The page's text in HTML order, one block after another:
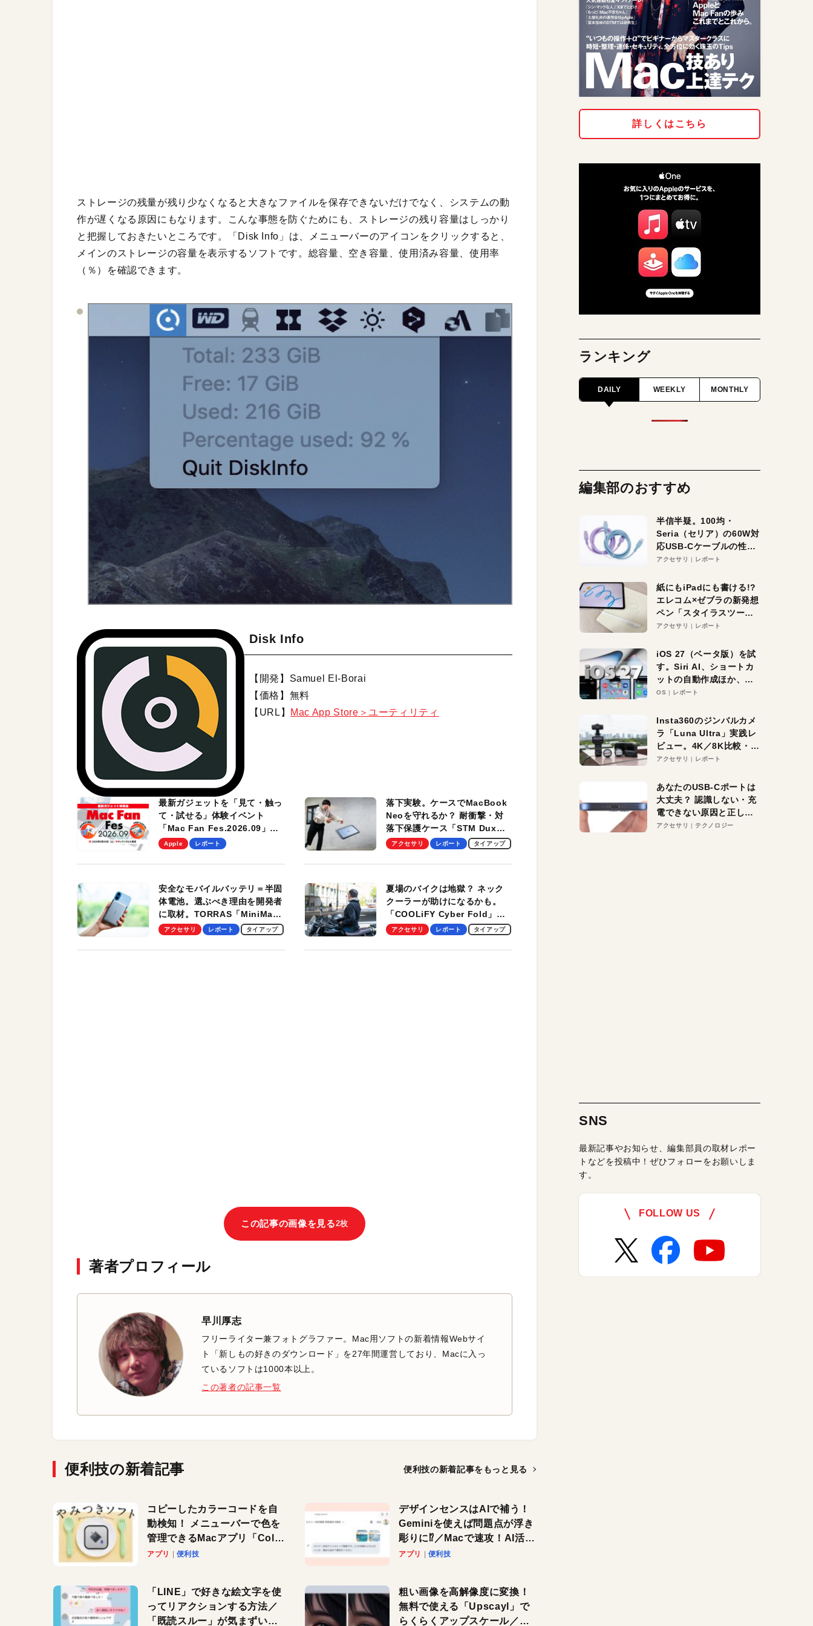
ストレージの残量が残り少なくなると大きなファイルを保存できないだけでなく、システムの動
作が遅くなる原因にもなります。こんな事態を防ぐためにも、ストレージの残り容量はしっかり
と把握しておきたいところです。「Disk Info」は、メニューバーのアイコンをクリックすると、
メインのストレージの容量を表示するソフトです。総容量、空き容量、使用済み容量、使用率
（％）を確認できます。
Disk Info
【開発】Samuel El-Borai
【価格】無料
【URL】
Mac App Store＞ユーティリティ
最新ガジェットを「見て・触っ
て・試せる」体験イベント
「Mac Fan Fes.2026.09」
を、9月26日（土）に開催しま
Apple レポート
落下実験。ケースでMacBook
Neoを守れるか？ 耐衝撃・対
落下保護ケース「STM Dux
Ultra」を検証。学生、ビジネ
適！
アクセサリ レポート タイアップ
安全なモバイルバッテリ＝半固
体電池。選ぶべき理由を開発者
に取材。TORRAS「MiniMag
Pro」の実機レビューも
アクセサリ レポート タイアップ
夏場のバイクは地獄？ ネック
クーラーが助けになるかも。
「COOLiFY Cyber Fold」レ
ビュー。冷却の速さ、密着する
性がグッド！
アクセサリ レポート タイアップ
この記事の画像を見る2枚
著者プロフィール
早川厚志
フリーライター兼フォトグラファー。Mac用ソフトの新着情報Webサイ
ト「新しもの好きのダウンロード」を27年間運営しており、Macに入っ
ているソフトは1000本以上。
この著者の記事一覧
便利技の新着記事 便利技の新着記事をもっと見る
コピーしたカラーコードを自
動検知！ メニューバーで色を
管理できるMacアプリ「Color
Copy Bucket」
アプリ 便利技
デザインセンスはAIで補う！
Geminiを使えば問題点が浮き
彫りに⁉︎／Macで速攻！AI活用
テク
アプリ 便利技
「LINE」で好きな絵文字を使
ってリアクションする方法／
「既読スルー」が気まずいと
粗い画像を高解像度に変換！
無料で使える「Upscayl」で
らくらくアップスケール／
詳しくはこちら
ランキング
DAILY WEEKLY MONTHLY
編集部のおすすめ
半信半疑。100均・
Seria（セリア）の60W対
応USB-Cケーブルの性能
を検証。超コスパの1本を
アクセサリ レポート
紙にもiPadにも書ける!?
エレコム×ゼブラの新発想
ペン「スタイラスツーウ
ェイ」レビュー。持ち替
アクセサリ レポート
iOS 27（ベータ版）を試
す。Siri AI、ショートカ
ットの自動作成ほか、期
待大の便利機能5選。
る未来はすぐそこ！
OS レポート
Insta360のジンバルカメ
ラ「Luna Ultra」実践レ
ビュー。4K／8K比較・ズ
ーム・夜間撮影をチェッ
アクセサリ レポート
あなたのUSB-Cポートは
大丈夫？ 認識しない・充
電できない原因と正しい
対策
アクセサリ テクノロジー
SNS
最新記事やお知らせ、編集部員の取材レポー
トなどを投稿中！ぜひフォローをお願いしま
す。
FOLLOW US